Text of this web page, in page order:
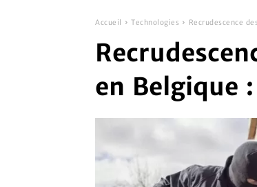
Accueil Technologies Recrudescence
en Belgique